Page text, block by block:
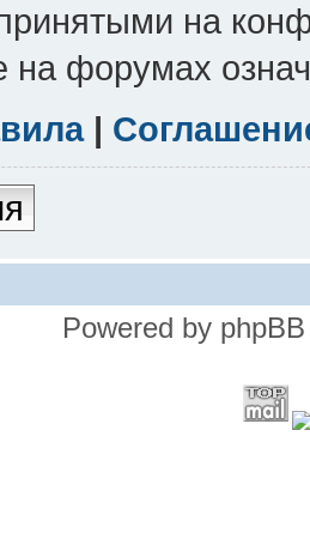
на
на форумах
|
Powered by